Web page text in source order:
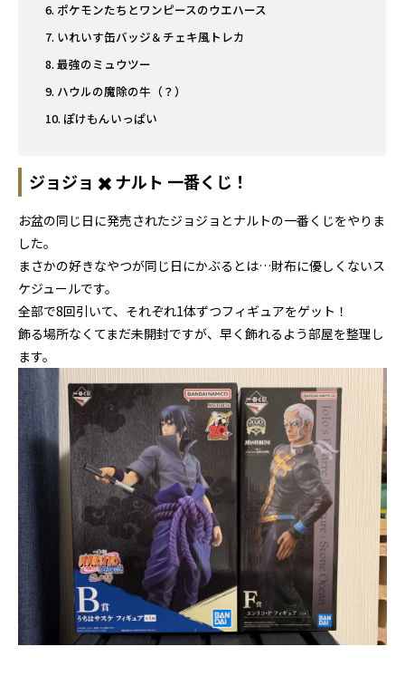
ポケモンたちとワンピースのウエハース
いれいす缶バッジ＆チェキ風トレカ
最強のミュウツー
ハウルの魔除の牛（？）
ぽけもんいっぱい
ジョジョ ✖️ ナルト 一番くじ！
お盆の同じ日に発売されたジョジョとナルトの一番くじをやりま
した。
まさかの好きなやつが同じ日にかぶるとは…財布に優しくないス
ケジュールです。
全部で8回引いて、それぞれ1体ずつフィギュアをゲット！
飾る場所なくてまだ未開封ですが、早く飾れるよう部屋を整理し
ます。